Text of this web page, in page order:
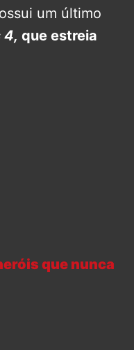
um último
4, que estreia
que nunca